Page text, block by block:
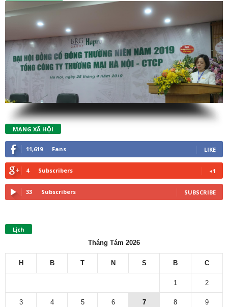
MẠNG XÃ HỘI
11,619 Fans LIKE
4 Subscribers +1
33 Subscribers SUBSCRIBE
Lịch
Tháng Tám 2026
H B T N S B C
1 2
3 4 5 6 7 8 9